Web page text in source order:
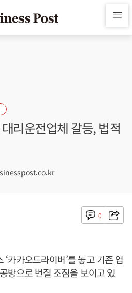
리운전업체 갈등, 법적
0
카카오드라이버’를 놓고 기존 업
방으로 번질 조짐을 보이고 있